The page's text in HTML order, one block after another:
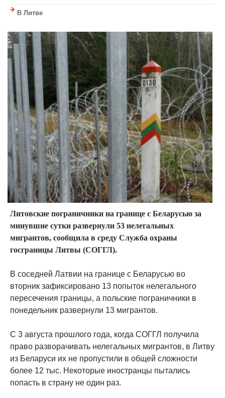
В Литве
Литовские пограничники на границе с Беларусью за
минувшие сутки развернули 53 нелегальных
мигрантов, сообщила в среду Служба охраны
госграницы Литвы (СОГГЛ).
В соседней Латвии на границе с Беларусью во
вторник зафиксировано 13 попыток нелегального
пересечения границы, а польские пограничники в
понедельник развернули 13 мигрантов.
С 3 августа прошлого года, когда СОГГЛ получила
право разворачивать нелегальных мигрантов, в Литву
из Беларуси их не пропустили в общей сложности
более 12 тыс. Некоторые иностранцы пытались
попасть в страну не один раз.